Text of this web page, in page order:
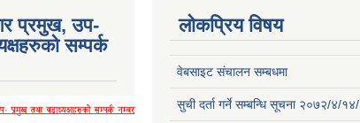
प्रमुख, उप-
सम्पर्क
लोकप्रिय विषय
वेबसाइट संचालन सम्बधमा
सुची दर्ता गर्ने सम्बन्धि सूचना २०७२/४/१४/